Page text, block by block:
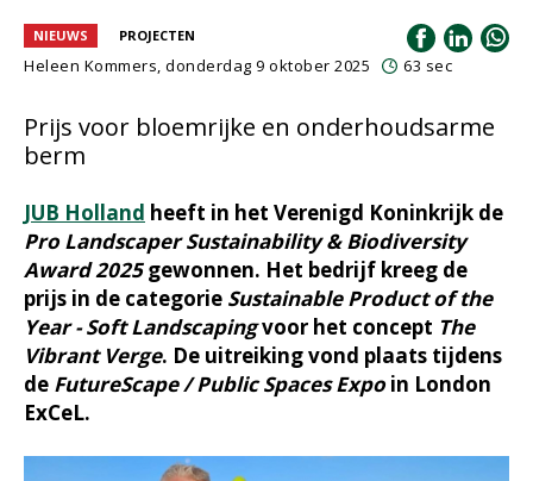
NIEUWS PROJECTEN
Heleen Kommers, donderdag 9 oktober 2025 63 sec
Prijs voor bloemrijke en onderhoudsarme
berm
JUB Holland heeft in het Verenigd Koninkrijk de
Pro Landscaper Sustainability & Biodiversity
Award 2025gewonnen. Het bedrijf kreeg de
prijs in de categorie Sustainable Product of the
Year - Soft Landscapingvoor het concept The
Vibrant Verge. De uitreiking vond plaats tijdens
de FutureScape / Public Spaces Expo in London
ExCeL.